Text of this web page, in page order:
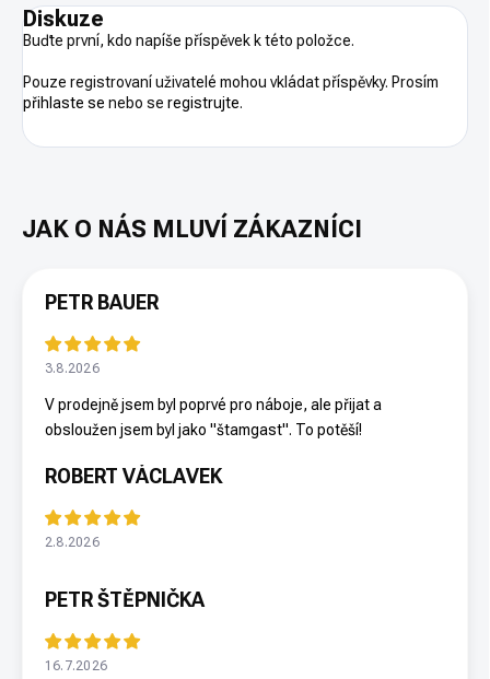
Diskuze
Buďte první, kdo napíše příspěvek k této položce.
Pouze registrovaní uživatelé mohou vkládat příspěvky. Prosím
přihlaste se nebo se registrujte.
PETR BAUER
3.8.2026
V prodejně jsem byl poprvé pro náboje, ale přijat a
obsloužen jsem byl jako "štamgast". To potěší!
ROBERT VÁCLAVEK
2.8.2026
PETR ŠTĚPNIČKA
16.7.2026